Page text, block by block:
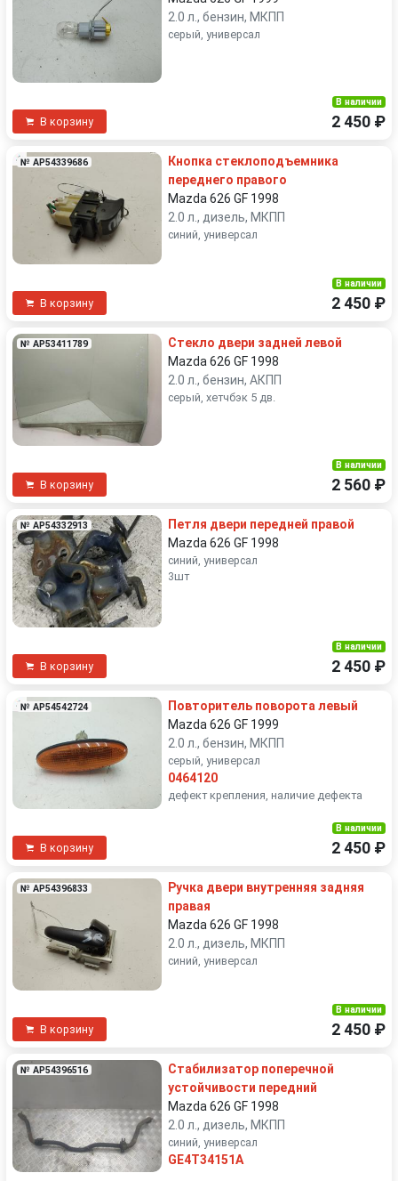
2.0 л., бензин, МКПП
серый, универсал
В корзину
В наличии
2 450 ₽
№ AP54339686
Кнопка стеклоподъемника
переднего правого
Mazda 626 GF 1998
2.0 л., дизель, МКПП
синий, универсал
В корзину
В наличии
2 450 ₽
№ AP53411789
Стекло двери задней левой
Mazda 626 GF 1998
2.0 л., бензин, АКПП
серый, хетчбэк 5 дв.
В корзину
В наличии
2 560 ₽
№ AP54332913
Петля двери передней правой
Mazda 626 GF 1998
синий, универсал
3шт
В корзину
В наличии
2 450 ₽
№ AP54542724
Повторитель поворота левый
Mazda 626 GF 1999
2.0 л., бензин, МКПП
серый, универсал
0464120
дефект крепления, наличие дефекта
В корзину
В наличии
2 450 ₽
№ AP54396833
Ручка двери внутренняя задняя
правая
Mazda 626 GF 1998
2.0 л., дизель, МКПП
синий, универсал
В корзину
В наличии
2 450 ₽
№ AP54396516
Стабилизатор поперечной
устойчивости передний
Mazda 626 GF 1998
2.0 л., дизель, МКПП
синий, универсал
GE4T34151A